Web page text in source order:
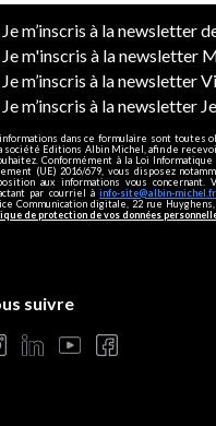
Je m’inscris à la newsletter
Je m'inscris à la newsletter
Je m’inscris à la newsletter
Je m’inscris à la newsletter
dans ce formulaire sont
société Editions Albin Michel, afin de
Conformément à la Loi
(UE) 2016/679, vous disposez
aux informations vous
par courriel àinfo-site@albin-michel.fr
Communication digitale, 22 rue Huyghens,
de protection de vos données
suivre